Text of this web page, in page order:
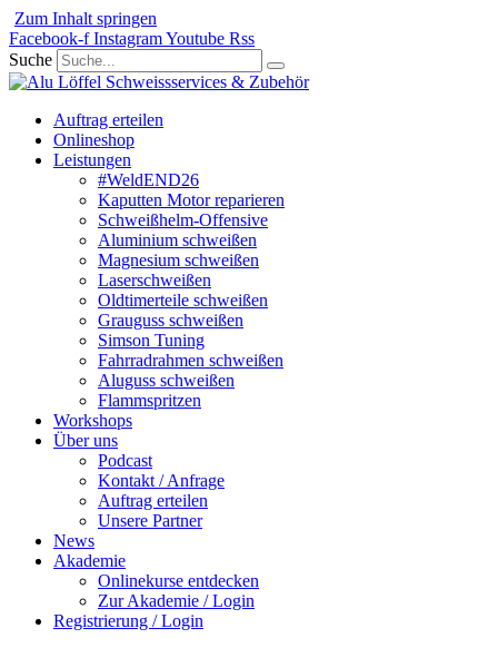
Zum Inhalt springen
Facebook-f InstagramYoutube Rss
Suche
Auftrag erteilen
Onlineshop
Leistungen
#WeldEND26
Kaputten Motor reparieren
Schweißhelm-Offensive
Aluminium schweißen
Magnesium schweißen
Laserschweißen
Oldtimerteile schweißen
Grauguss schweißen
Simson Tuning
Fahrradrahmen schweißen
Aluguss schweißen
Flammspritzen
Workshops
Über uns
Podcast
Kontakt / Anfrage
Auftrag erteilen
Unsere Partner
News
Akademie
Onlinekurse entdecken
Zur Akademie / Login
Registrierung / Login